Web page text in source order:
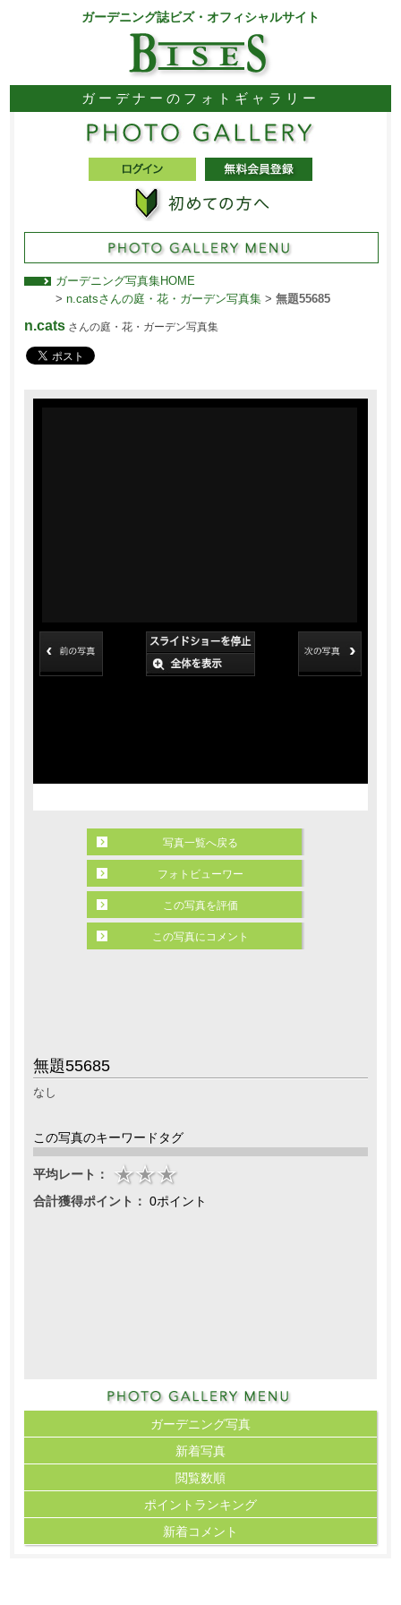
ガーデニング誌ビズ・オフィシャルサイト
ガーデナーのフォトギャラリー
ガーデニング写真集HOME
> n.catsさんの庭・花・ガーデン写真集> 無題55685
n.catsさんの庭・花・ガーデン写真集
無題55685
なし
この写真のキーワードタグ
平均レート：
合計獲得ポイント： 0ポイント
写真一覧へ戻る
フォトビューワー
この写真を評価
この写真にコメント
ガーデニング写真
新着写真
閲覧数順
ポイント ランキング
新着コメント